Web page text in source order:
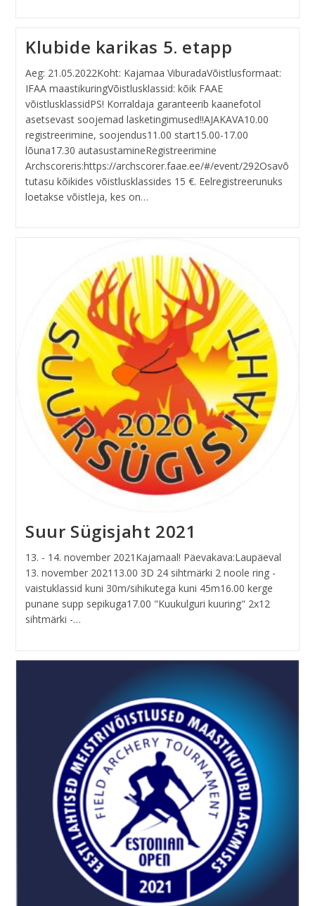
Klubide karikas 5. etapp
Aeg: 21.05.2022Koht: Kajamaa ViburadaVõistlusformaat:
IFAA maastikuringVõistlusklassid: kõik FAAE
võistlusklassidPS! Korraldaja garanteerib kaanefotol
asetsevast soojemad lasketingimused!!AJAKAVA10.00
registreerimine, soojendus11.00 start15.00-17.00
lõuna17.30 autasustamineRegistreerimine
Archscoreris:https://archscorer.faae.ee/#/event/292Osavõ
tutasu kõikides võistlusklassides 15 €. Eelregistreerunuks
loetakse võistleja, kes on…
Suur Sügisjaht 2021
13. - 14. november 2021Kajamaal! Päevakava:Laupäeval
13. november 202113.00 3D 24 sihtmärki 2 noole ring -
vaistuklassid kuni 30m/sihikutega kuni 45m16.00 kerge
punane supp sepikuga17.00 "Kuukulguri kuuring" 2x12
sihtmärki -…